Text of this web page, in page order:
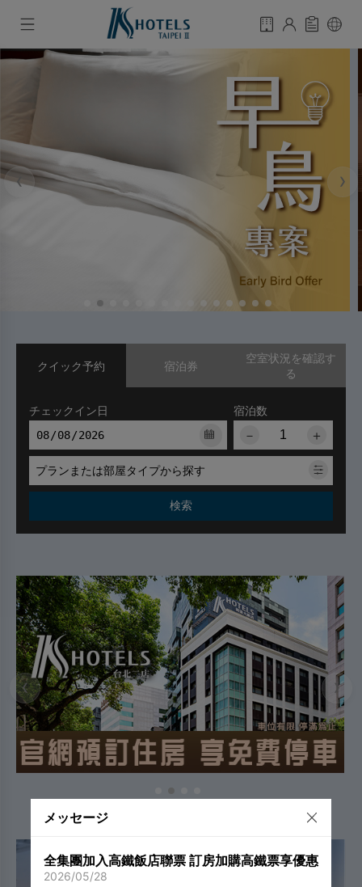
‹ ›
クイック予約
チェックイン日
宿泊数
－
＋
プランまたは部屋タイプから探す
検索
宿泊券
空室状況を確認す
る
‹ ›
メッセージ
全集團加入高鐵飯店聯票 訂房加購高鐵票享優惠
2026/05/28